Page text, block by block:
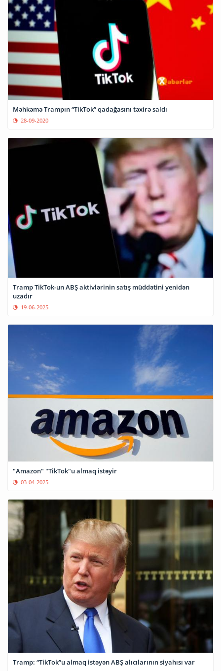
Məhkəmə Trampın “TikTok” qadağasını təxirə saldı
28-09-2020
Tramp TikTok-un ABŞ aktivlərinin satış müddətini yenidən
uzadır
19-06-2025
"Amazon" "TikTok"u almaq istəyir
03-04-2025
Tramp: “TikTok”u almaq istəyən ABŞ alıcılarının siyahısı var